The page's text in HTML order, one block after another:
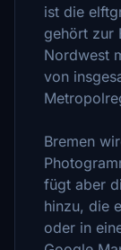
ist die
gehört zur
Nordwest
von
Bremen
fügt aber
hinzu, die
oder in